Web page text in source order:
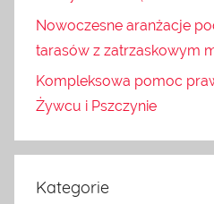
Nowoczesne aranżacje
tarasów z zatrzaskowym
Kompleksowa pomoc
Żywcu i Pszczynie
Kategorie